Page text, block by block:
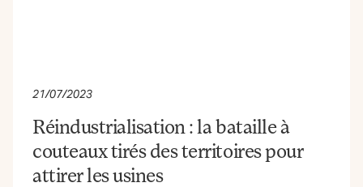
21/07/2023
Réindustrialisation : la bataille à
couteaux tirés des territoires pour
attirer les usines